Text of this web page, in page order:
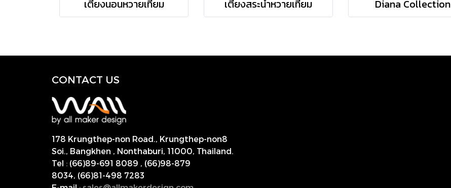
เตียงนอนหวายเทียม เตียงสระน้ำหวายเทียม Diana Collection
CONTACT US
178 Krungthep-non Road., Krungthep-non8
Soi., Bangkhen , Nonthaburi, 11000, Thailand.
Tel : (66)89-691 8089 , (66)98-879
8034, (66)81-498 7283